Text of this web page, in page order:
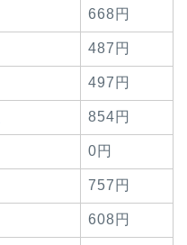
668円
487円
497円
854円
0円
757円
608円